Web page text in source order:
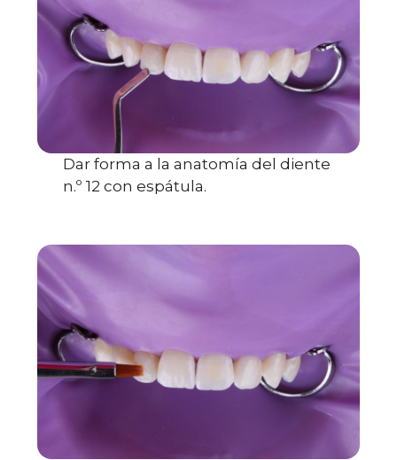
Dar forma a la anatomía del diente
n.º 12 con espátula.